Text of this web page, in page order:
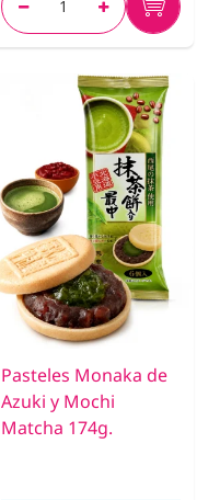
Pasteles Monaka de
Azuki y Mochi
Matcha 174g.